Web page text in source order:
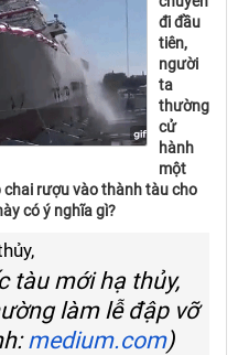
đi đầu
tiên,
người
ta
thường
cử
hành
một
rượu vào thành tàu cho
có ý nghĩa gì?
tàu mới hạ thủy,
làm lễ đập vỡ
medium.com)